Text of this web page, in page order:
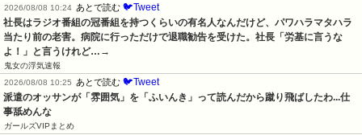
2026/08/08 10:24 あとで読む 🐦Tweet
社長はラジオ番組の冠番組を持つくらいの有名人なんだけど、パワハラマタハラ
当たり前の老害。病院に行っただけで退職勧告を受けた。社長「労基に言うな
よ！」と言うけれど…→
鬼女の浮気速報
2026/08/08 10:25
あとで読む 🐦Tweet
派遣のオッサンが「雰囲気」を「ふいんき」って読んだから蹴り飛ばしたわ...仕
事舐めんな
ガールズVIPまとめ